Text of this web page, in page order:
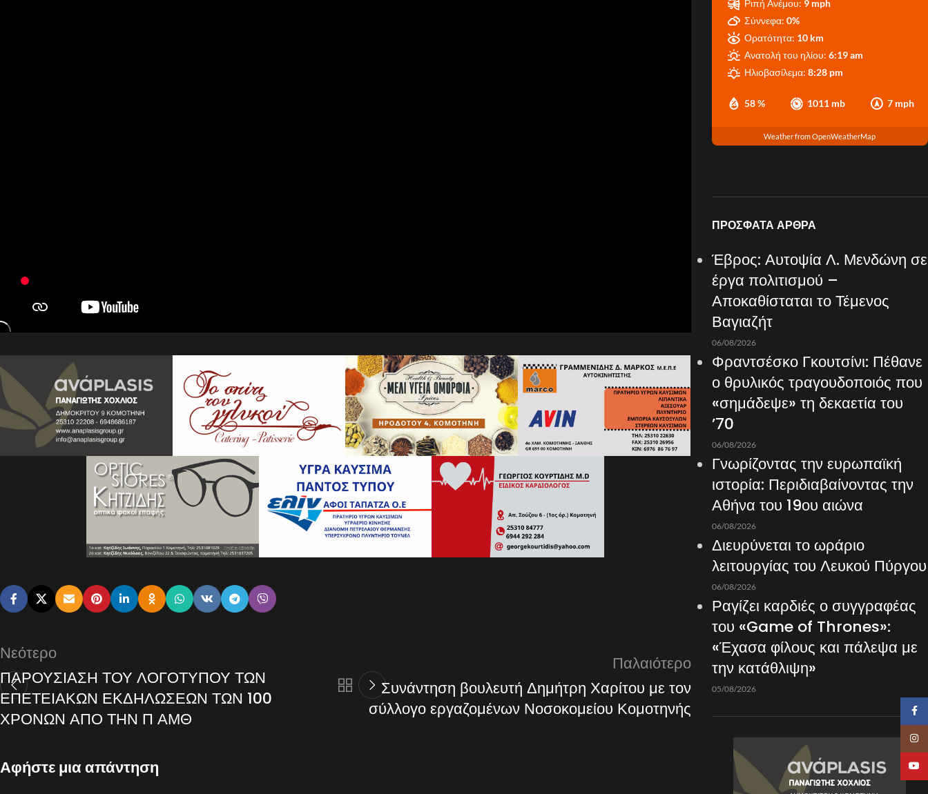
Νεότερο
ΠΑΡΟΥΣΙΑΣΗ ΤΟΥ ΛΟΓΟΤΥΠΟΥ ΤΩΝ
ΕΠΕΤΕΙΑΚΩΝ ΕΚΔΗΛΩΣΕΩΝ ΤΩΝ 100
ΧΡΟΝΩΝ ΑΠΟ ΤΗΝ Π ΑΜΘ
Παλαιότερο
Συνάντηση βουλευτή Δημήτρη Χαρίτου με τον
σύλλογο εργαζομένων Νοσοκομείου Κομοτηνής
Αφήστε μια απάντηση
58 % 1011 mb 7 mph
Ριπή Ανέμου: 9 mph
Σύννεφα: 0%
Ορατότητα: 10 km
Ανατολή του ηλίου: 6:19 am
Ηλιοβασίλεμα: 8:28 pm
Weather from OpenWeatherMap
ΠΡΌΣΦΑΤΑ ΆΡΘΡΑ
Έβρος: Αυτοψία Λ. Μενδώνη σε
έργα πολιτισμού –
Αποκαθίσταται το Τέμενος
Βαγιαζήτ
06/08/2026
Φραντσέσκο Γκουτσίνι: Πέθανε
ο θρυλικός τραγουδοποιός που
«σημάδεψε» τη δεκαετία του
’70
06/08/2026
Γνωρίζοντας την ευρωπαϊκή
ιστορία: Περιδιαβαίνοντας την
Αθήνα του 19ου αιώνα
06/08/2026
Διευρύνεται το ωράριο
λειτουργίας του Λευκού Πύργου
06/08/2026
Ραγίζει καρδιές ο συγγραφέας
του «Game of Thrones»:
«Έχασα φίλους και πάλεψα με
την κατάθλιψη»
05/08/2026